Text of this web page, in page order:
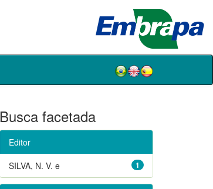
Busca facetada
Editor
1
SILVA, N. V. e